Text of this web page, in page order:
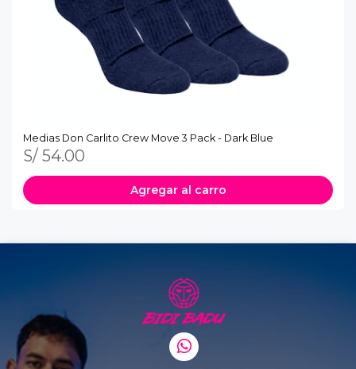
Medias Don Carlito Crew Move 3 Pack - Dark Blue
S/ 54.00
Agregar al carro